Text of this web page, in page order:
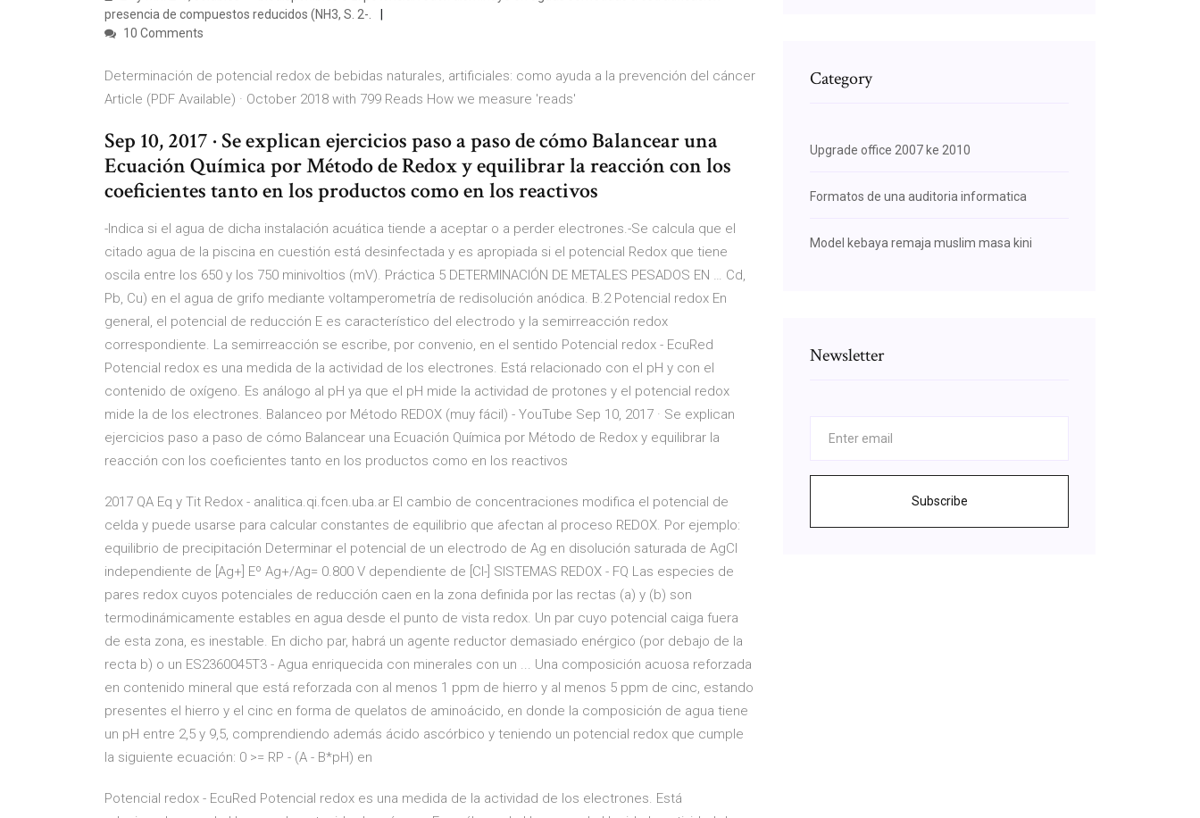
presencia de compuestos reducidos (NH3, S. 2-.
10 Comments
Determinación de potencial redox de bebidas naturales, artificiales: como ayuda a la prevención del cáncer
Article (PDF Available) · October 2018 with 799 Reads How we measure 'reads'
Sep 10, 2017 · Se explican ejercicios paso a paso de cómo Balancear una
Ecuación Química por Método de Redox y equilibrar la reacción con los
coeficientes tanto en los productos como en los reactivos
-Indica si el agua de dicha instalación acuática tiende a aceptar o a perder electrones.-Se calcula que el
citado agua de la piscina en cuestión está desinfectada y es apropiada si el potencial Redox que tiene
oscila entre los 650 y los 750 minivoltios (mV). Práctica 5 DETERMINACIÓN DE METALES PESADOS EN … Cd,
Pb, Cu) en el agua de grifo mediante voltamperometría de redisolución anódica. B.2 Potencial redox En
general, el potencial de reducción E es característico del electrodo y la semirreacción redox
correspondiente. La semirreacción se escribe, por convenio, en el sentido Potencial redox - EcuRed
Potencial redox es una medida de la actividad de los electrones. Está relacionado con el pH y con el
contenido de oxígeno. Es análogo al pH ya que el pH mide la actividad de protones y el potencial redox
mide la de los electrones. Balanceo por Método REDOX (muy fácil) - YouTube Sep 10, 2017 · Se explican
ejercicios paso a paso de cómo Balancear una Ecuación Química por Método de Redox y equilibrar la
reacción con los coeficientes tanto en los productos como en los reactivos
2017 QA Eq y Tit Redox - analitica.qi.fcen.uba.ar El cambio de concentraciones modifica el potencial de
celda y puede usarse para calcular constantes de equilibrio que afectan al proceso REDOX. Por ejemplo:
equilibrio de precipitación Determinar el potencial de un electrodo de Ag en disolución saturada de AgCl
independiente de [Ag+] Eº Ag+/Ag= 0.800 V dependiente de [Cl-] SISTEMAS REDOX - FQ Las especies de
pares redox cuyos potenciales de reducción caen en la zona definida por las rectas (a) y (b) son
termodinámicamente estables en agua desde el punto de vista redox. Un par cuyo potencial caiga fuera
de esta zona, es inestable. En dicho par, habrá un agente reductor demasiado enérgico (por debajo de la
recta b) o un ES2360045T3 - Agua enriquecida con minerales con un ... Una composición acuosa reforzada
en contenido mineral que está reforzada con al menos 1 ppm de hierro y al menos 5 ppm de cinc, estando
presentes el hierro y el cinc en forma de quelatos de aminoácido, en donde la composición de agua tiene
un pH entre 2,5 y 9,5, comprendiendo además ácido ascórbico y teniendo un potencial redox que cumple
la siguiente ecuación: 0 >= RP - (A - B*pH) en
Potencial redox - EcuRed Potencial redox es una medida de la actividad de los electrones. Está
Category
Upgrade office 2007 ke 2010
Formatos de una auditoria informatica
Model kebaya remaja muslim masa kini
Newsletter
Subscribe